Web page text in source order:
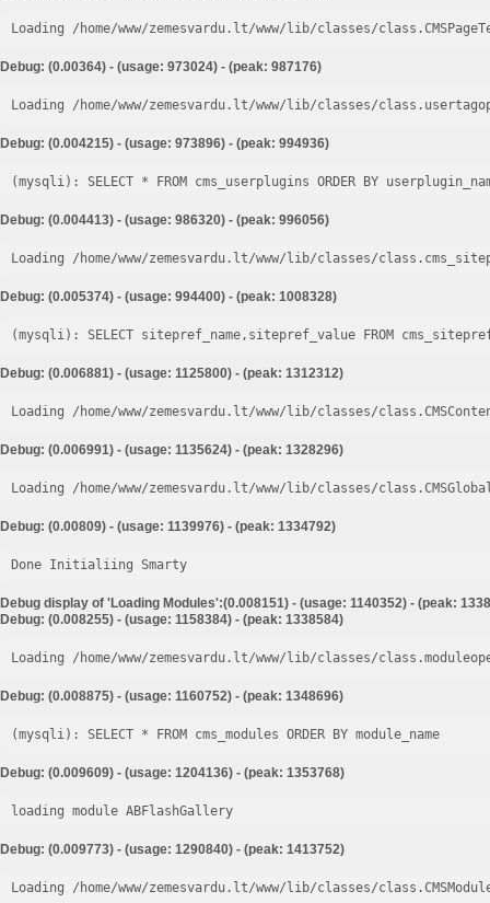
Loading /home/www/zemesvardu.lt/www/lib/classes/
Debug: (0.00364) - (usage: 973024) - (peak: 987176)
Loading /home/www/zemesvardu.lt/www/lib/classes/
Debug: (0.004215) - (usage: 973896) - (peak: 994936)
Debug: (0.004413) - (usage: 986320) - (peak: 996056)
Loading /home/www/zemesvardu.lt/www/lib/classes/
Debug: (0.005374) - (usage: 994400) - (peak: 1008328)
Debug: (0.006881) - (usage: 1125800) - (peak: 1312312)
Loading /home/www/zemesvardu.lt/www/lib/classes/
Debug: (0.006991) - (usage: 1135624) - (peak: 1328296)
Loading /home/www/zemesvardu.lt/www/lib/classes/
Debug: (0.00809) - (usage: 1139976) - (peak: 1334792)
Done Initialiing Smarty
Debug display of 'Loading Modules':(0.008151) - (usage: 1140352) - (peak:
Debug: (0.008255) - (usage: 1158384) - (peak: 1338584)
Loading /home/www/zemesvardu.lt/www/lib/classes/
Debug: (0.008875) - (usage: 1160752) - (peak: 1348696)
Debug: (0.009609) - (usage: 1204136) - (peak: 1353768)
loading module ABFlashGallery
Debug: (0.009773) - (usage: 1290840) - (peak: 1413752)
Loading /home/www/zemesvardu.lt/www/lib/classes/